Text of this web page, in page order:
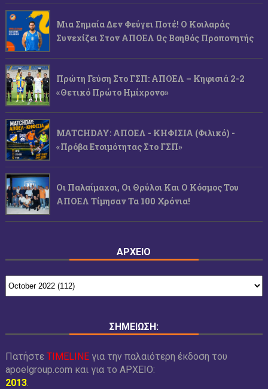
Μια Σημαία Δεν Φεύγει Ποτέ! Ο Κοιλαράς
Συνεχίζει Στον ΑΠΟΕΛ Ως Βοηθός Προπονητής
Πρώτη Γεύση Στο ΓΣΠ: ΑΠΟΕΛ – Κηφισιά 2-2
«Θετικό Πρώτο Ημίχρονο»
MATCHDAY: ΑΠΟΕΛ - ΚΗΦΙΣΙΑ (φιλικό) -
«Πρόβα Ετοιμότητας Στο ΓΣΠ»
Οι Παλαίμαχοι, Οι Θρύλοι Και Ο Κόσμος Του
ΑΠΟΕΛ Τίμησαν Τα 100 Χρόνια!
ΑΡΧΕΙΟ
ΣΗΜΕΙΩΣΗ:
Πατήστε TIMELINEγια την παλαιότερη έκδοση του
apoelgroup.com και για το ΑΡΧΕΙΟ:
2013.